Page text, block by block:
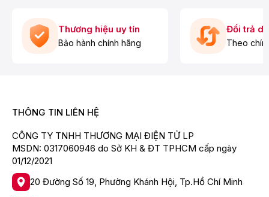
Thương hiệu uy tín
Bảo hành chính hãng
Đổi trả
Theo
THÔNG TIN LIÊN HỆ
CÔNG TY TNHH THƯƠNG MẠI ĐIỆN TỬ LP
MSDN: 0317060946 do Sở KH & ĐT TPHCM cấp ngày
01/12/2021
20 Đường Số 19, Phường Khánh Hội, Tp.Hồ Chí Minh